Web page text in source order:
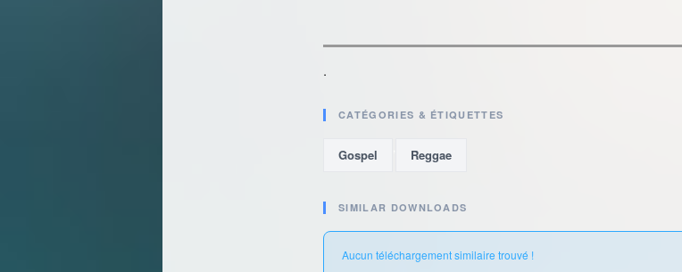
.
CATÉGORIES & ÉTIQUETTES
Gospel Reggae
SIMILAR DOWNLOADS
Aucun téléchargement similaire trouvé !